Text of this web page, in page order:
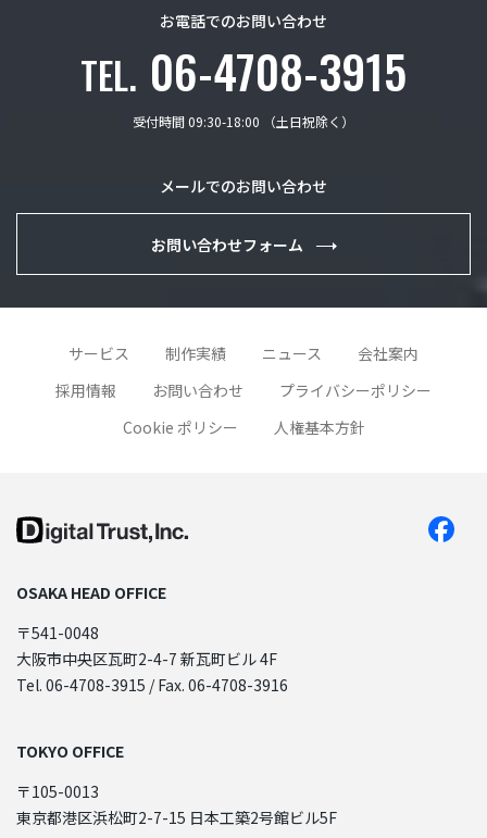
お電話でのお問い合わせ
TEL. 06-4708-3915
受付時間 09:30-18:00 （土日祝除く）
メールでのお問い合わせ
お問い合わせフォーム
サービス 制作実績 ニュース
会社案内
採用情報
お問い合わせ
プライバシーポリシー
Cookie ポリシー
人権基本方針
OSAKA HEAD OFFICE
〒541-0048
大阪市中央区瓦町2-4-7 新瓦町ビル 4F
Tel. 06-4708-3915 / Fax. 06-4708-3916
TOKYO OFFICE
〒105-0013
東京都港区浜松町2-7-15 日本工築2号館ビル5F